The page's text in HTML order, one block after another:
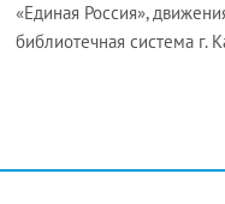
«Единая Россия»,
библиотечная система г.